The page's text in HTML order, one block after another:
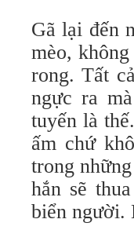
Gã lại đến
mèo,
rong. Tất
ngực ra
tuyến là
ấm chứ
trong
hắn sẽ
biển người.